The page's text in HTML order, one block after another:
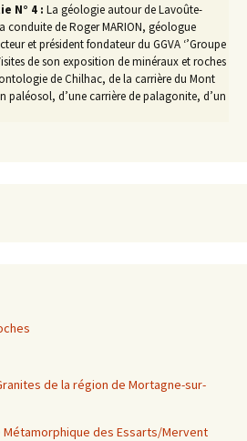
N° 4 : La géologie autour de Lavoûte-
conduite de Roger MARION, géologue
et président fondateur du GGVA ‘’Groupe
de son exposition de minéraux et roches
de Chilhac, de la carrière du Mont
paléosol, d’une carrière de palagonite, d’un
de la région de Mortagne-sur-
Métamorphique des Essarts/Mervent